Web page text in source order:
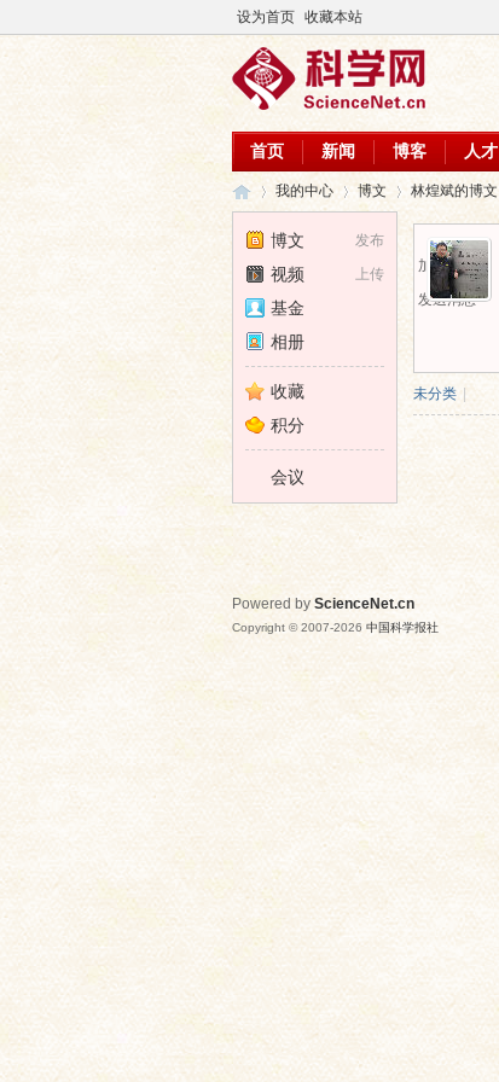
设为首页 收藏本站
首页 新闻 博客 人才
学
›
我的中心 博文 林煌斌的博文
加为好友
发送消息
未分类 |
发布
博文
上传
视频
基金
相册
收藏
积分
会议
Powered by ScienceNet.cn
Copyright © 2007-2026 中国科学报社